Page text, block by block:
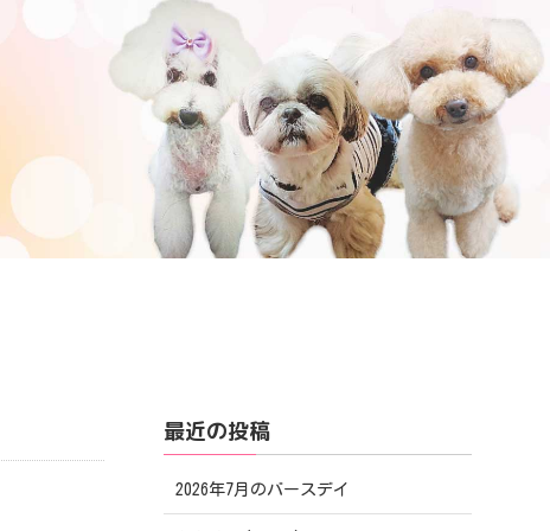
最近の投稿
2026年7月のバースデイ